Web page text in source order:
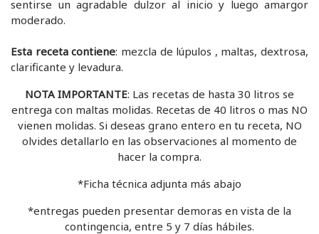
sentirse un agradable dulzor al inicio y luego amargor
moderado.
Esta receta contiene: mezcla de lúpulos , maltas, dextrosa,
clarificante y levadura.
NOTA IMPORTANTE: Las recetas de hasta 30 litros se
entrega con maltas molidas. Recetas de 40 litros o mas NO
vienen molidas. Si deseas grano entero en tu receta, NO
olvides detallarlo en las observaciones al momento de
hacer la compra.
*Ficha técnica adjunta más abajo
*entregas pueden presentar demoras en vista de la
contingencia, entre 5 y 7 días hábiles.